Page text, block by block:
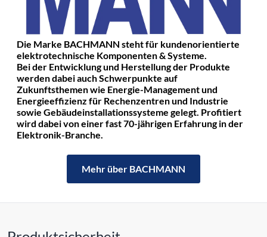
Die Marke BACHMANN steht für kundenorientierte
elektrotechnische Komponenten & Systeme.
Bei der Entwicklung und Herstellung der Produkte
werden dabei auch Schwerpunkte auf
Zukunftsthemen wie Energie-Management und
Energieeffizienz für Rechenzentren und Industrie
sowie Gebäudeinstallationssysteme gelegt. Profitiert
wird dabei von einer fast 70-jährigen Erfahrung in der
Elektronik-Branche.
Mehr über BACHMANN